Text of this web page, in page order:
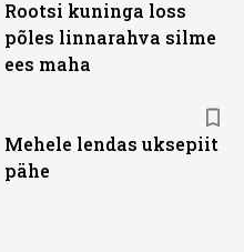
Rootsi kuninga loss
põles linnarahva silme
ees maha
Mehele lendas uksepiit
pähe